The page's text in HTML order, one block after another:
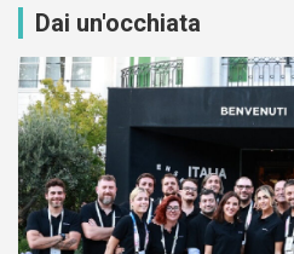
Dai un'occhiata